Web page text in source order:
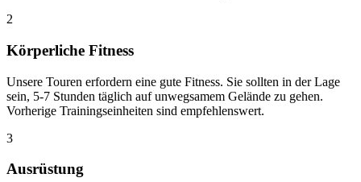
2
Körperliche Fitness
Unsere Touren erfordern eine gute Fitness. Sie sollten in der Lage
sein, 5-7 Stunden täglich auf unwegsamem Gelände zu gehen.
Vorherige Trainingseinheiten sind empfehlenswert.
3
Ausrüstung